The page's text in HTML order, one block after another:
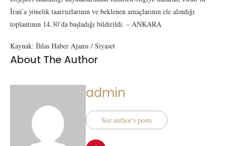
İran’a yönelik taarruzlarının ve beklenen amaçlarının ele alındığı
toplantının 14.30’da başladığı bildirildi. – ANKARA
Kaynak: İhlas Haber Ajansı / Siyaset
About The Author
admin
See author's posts